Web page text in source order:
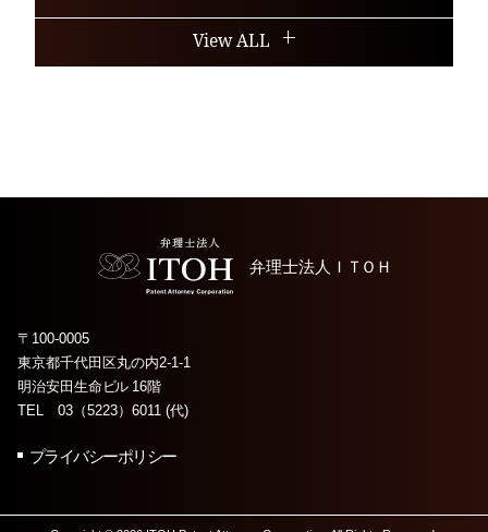
View ALL
弁理士法人 ＩＴＯＨ
〒100-0005
東京都千代田区丸の内2-1-1
明治安田生命 ビル16階
TEL 03（5223）6011 (代)
プライバシーポリシー